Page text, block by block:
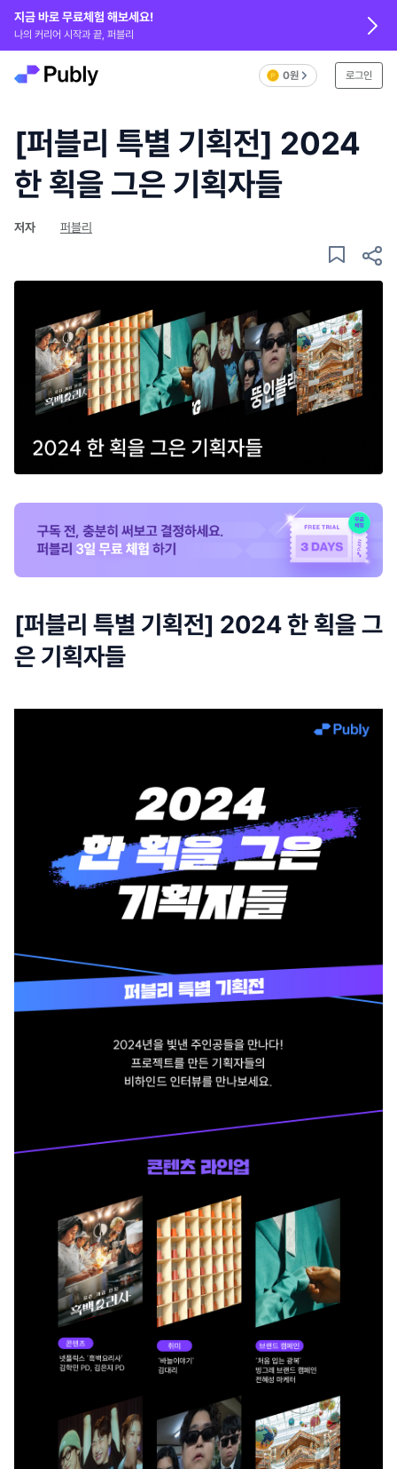
지금 바로 무료체험 해보세요!
나의 커리어 시작과 끝, 퍼블리
0원 로그인
[퍼블리 특별 기획전] 2024
한 획을 그은 기획자들
저자 퍼블리
[퍼블리 특별 기획전] 2024 한 획을 그
은 기획자들